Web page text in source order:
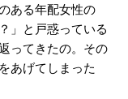
ある年配女性の
」と戸惑っている
ってきたの。その
あげてしまった